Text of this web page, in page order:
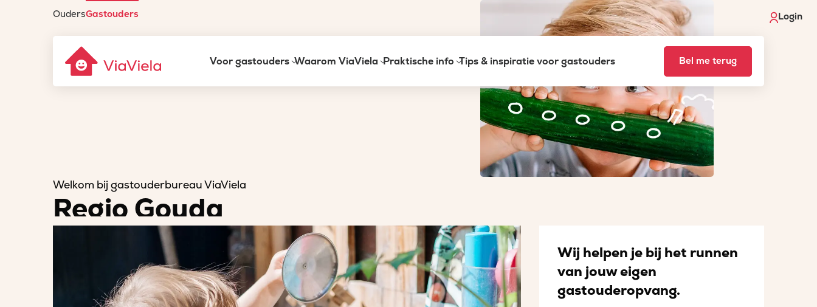
OudersGastouders Login
Gastouderbureau
ViaViela
Voor gastouders Waarom ViaViela Praktische info Tips & inspiratie voor gastouders Bel me terug
Welkom bij gastouderbureau ViaViela
Regio Gouda
Wij helpen je bij het runnen
van jouw eigen
gastouderopvang.